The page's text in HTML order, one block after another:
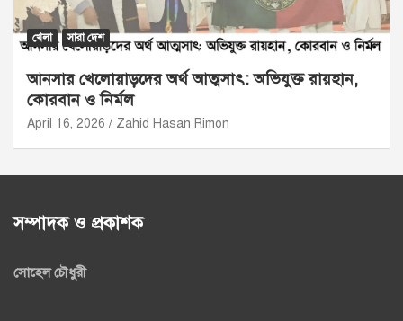
খেলা সারা দেশ
আনসার খেলোয়াড়দের অর্থ আত্মসাৎ: অভিযুক্ত রায়হান,
কোরবান ও নির্মল
April 16, 2026 Zahid Hasan Rimon
সম্পাদক ও প্রকাশক
সোহেল চৌধুরী